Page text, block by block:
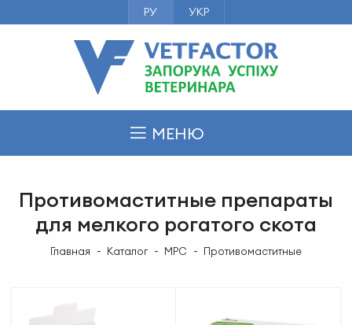
РУ УКР
МЕНЮ
Противомаститные препараты
для мелкого рогатого скота
Главная Каталог МРС Противомаститные